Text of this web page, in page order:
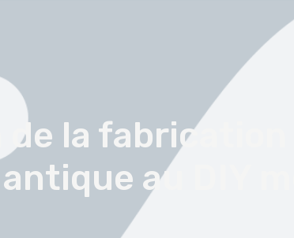
de la fabrication
antique au DIY